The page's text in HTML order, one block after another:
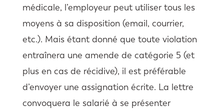
médicale, l’employeur peut utiliser tous les
moyens à sa disposition (email, courrier,
etc.). Mais étant donné que toute violation
entraînera une amende de catégorie 5 (et
plus en cas de récidive), il est préférable
d’envoyer une assignation écrite. La lettre
convoquera le salarié à se présenter